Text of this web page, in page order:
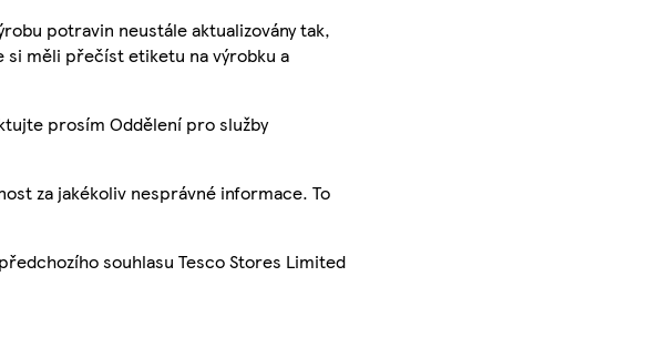
potravin neustále aktualizovány tak,
si měli přečíst etiketu na výrobku a
prosím Oddělení pro služby
za jakékoliv nesprávné informace. To
souhlasu Tesco Stores Limited